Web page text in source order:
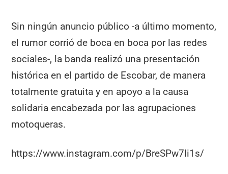
Sin ningún anuncio público -a último momento,
el rumor corrió de boca en boca por las redes
sociales-, la banda realizó una presentación
histórica en el partido de Escobar, de manera
totalmente gratuita y en apoyo a la causa
solidaria encabezada por las agrupaciones
motoqueras.
https://www.instagram.com/p/BreSPw7li1s/